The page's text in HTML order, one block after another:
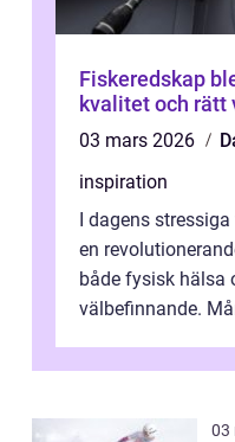
Fiskeredskap blekinge
kvalitet och rätt
03 mars 2026
inspiration
I dagens
en
både fysisk hälsa
välbefinnande.
03